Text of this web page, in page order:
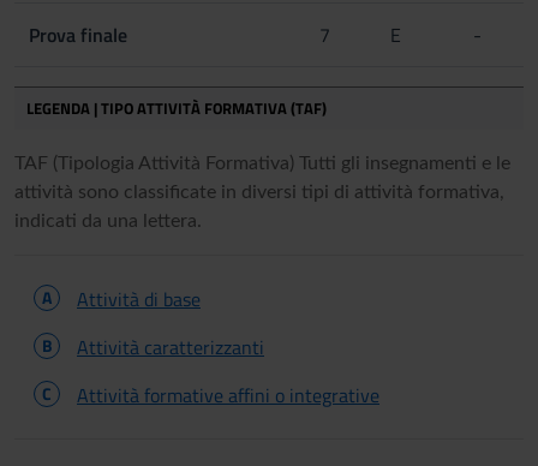
Prova finale 7 E -
LEGENDA | TIPO ATTIVITÀ FORMATIVA (TAF)
TAF (Tipologia Attività Formativa) Tutti gli insegnamenti e le
attività sono classificate in diversi tipi di attività formativa,
indicati da una lettera.
A Attività di base
B Attività caratterizzanti
C Attività formative affini o integrative